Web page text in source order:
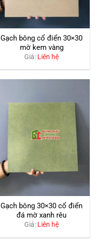
Gạch bông cổ điển 30×30
mờ kem vàng
Giá: Liên hệ
Gạch bông 30×30 cổ điển
đá mờ xanh rêu
Giá: Liên hệ